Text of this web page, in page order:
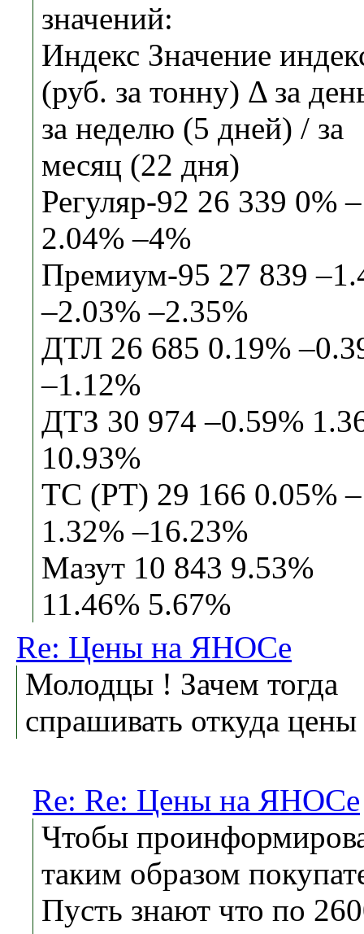
значений:
Индекс Значение
(руб. за тонну) Δ за
за неделю (5 дней) / за
месяц (22 дня)
Регуляр-92 26 339 0% –
2.04% –4%
Премиум-95 27 839
–2.03% –2.35%
ДТЛ 26 685 0.19%
–1.12%
ДТЗ 30 974 –0.59%
10.93%
ТС (РТ) 29 166 0.05% –
1.32% –16.23%
Мазут 10 843 9.53%
11.46% 5.67%
Re: Цены на ЯНОСе
Молодцы ! Зачем тогда
спрашивать откуда цены
Re: Re: Цены на ЯНОСе
Чтобы
таким образом
Пусть знают что по